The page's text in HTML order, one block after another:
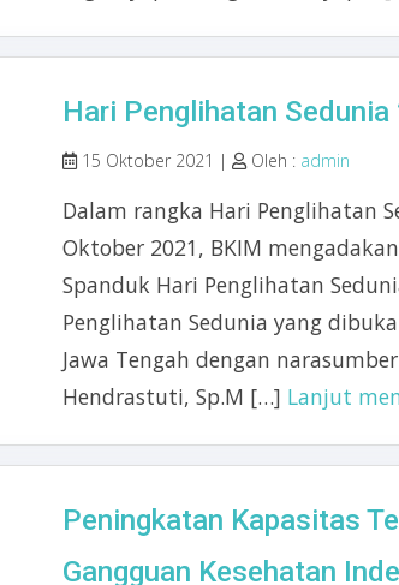
Hari Penglihatan Sedunia
15 Oktober 2021 | Oleh : admin
Dalam rangka Hari Penglihatan
Oktober 2021, BKIM
Spanduk Hari Penglihatan
Penglihatan Sedunia yang
Jawa Tengah dengan
Hendrastuti, Sp.M […] Lanjut
Peningkatan Kapasitas
Gangguan Kesehatan